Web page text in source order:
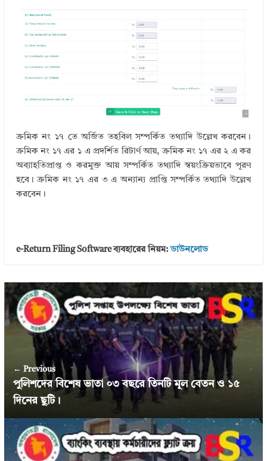
ক্রমিক নং ১৭ তে অর্জিত তহবিল সম্পর্কিত তথ্যাদি উল্লেখ করবেন।
ক্রমিক নং ১৭ এর ১ এ প্রদর্শিত রিটার্ণ আয়, ক্রমিক নং ১৭ এর ২ এ কর
অব্যাহতিপ্রাপ্ত ও করমুক্ত আয় সম্পর্কিত তথ্যাদি স্বয়ংক্রিয়ভাবে পূরণ
হবে। ক্রমিক নং ১৭ এর ৩ এ অন্যান্য প্রাপ্তি সম্পর্কিত তথ্যাদি উল্লেখ
করবেন।
e-Return Filing Software ব্যবহারের নিয়ম:ডাউনলোড
← Previous
পুলিশদের বিশেষ ভাতা ০৩ বছরে তিনটি মূল বেতন ও ১৫
দিনের ছুটি।